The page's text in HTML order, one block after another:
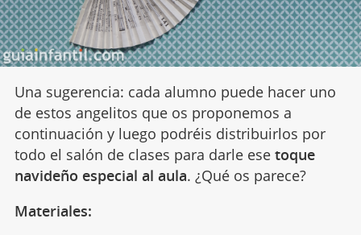
Una sugerencia: cada alumno puede hacer uno
de estos angelitos que os proponemos a
continuación y luego podréis distribuirlos por
todo el salón de clases para darle ese toque
navideño especial al aula. ¿Qué os parece?
Materiales: